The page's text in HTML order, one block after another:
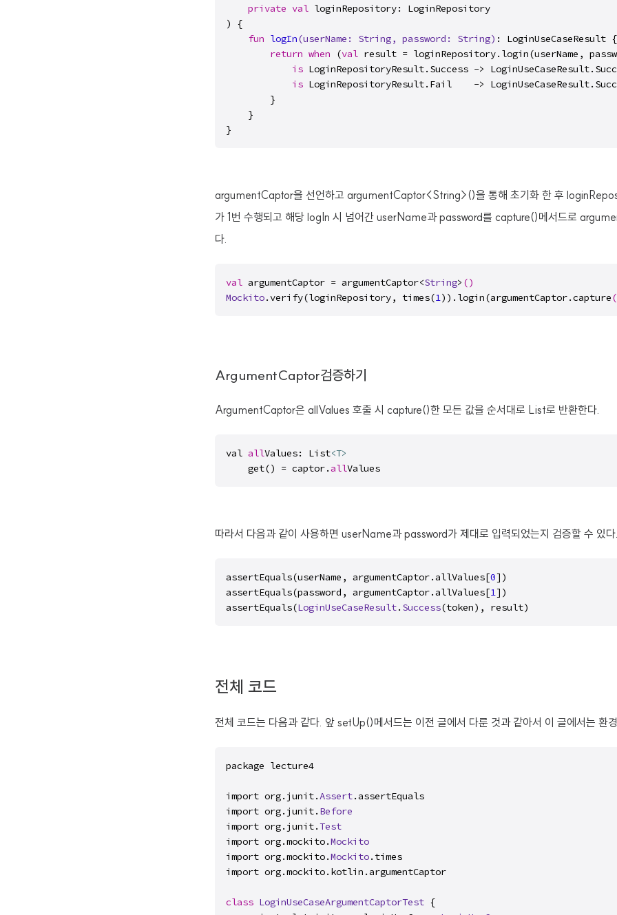
private val loginRepository: LoginRepository
) {
fun logIn(userName: String, password: String) : LoginUseCaseResult {
return when (val result = loginRepository.login(userName,
is LoginRepositoryResult.Success ->
is LoginRepositoryResult.Fail    ->
        }
    }
}
argumentCaptor을 선언하고 argumentCaptor<String>()을 통해 초기화 한 후
가 1번 수행되고 해당 logIn 시 넘어간 userName과 password를 capture()메서드로
다.
val argumentCaptor = argumentCaptor<String> ()
Mockito.verify(loginRepository, times(1)).login(argumentCaptor.capture
ArgumentCaptor검증하기
ArgumentCaptor은 allValues 호출 시 capture()한 모든 값을 순서대로 List로 반환한다.
val allValues: List<T>
    get() = captor.
allValues
따라서 다음과 같이 사용하면 userName과 password가 제대로 입력되었는지 검증할 수 있
assertEquals(userName, argumentCaptor.allValues[0])
assertEquals(password, argumentCaptor.allValues[1])
assertEquals(LoginUseCaseResult. Success(token), result)
전체 코드
전체 코드는 다음과 같다. 앞 setUp()메서드는 이전 글에서 다룬 것과 같아서 이 글에서는 환
package lecture4
import org.junit.Assert.assertEquals
import org.junit. Before
import org.junit.Test
import org.mockito.Mockito
import org.mockito.Mockito.times
import org.mockito.kotlin.argumentCaptor
class LoginUseCaseArgumentCaptorTest {